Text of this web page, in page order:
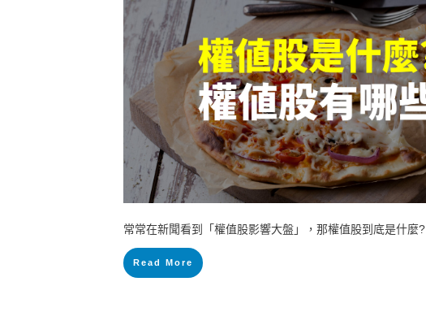
常常在新聞看到「權值股影響大盤」，那權值股到底是什麼?
Read More